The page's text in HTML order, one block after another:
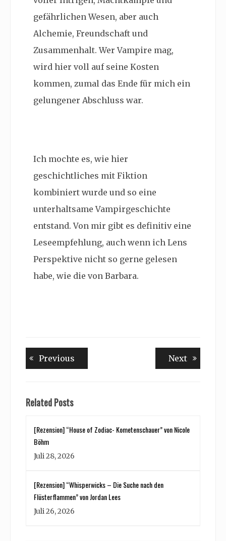
gefährlichen Wesen, aber auch
Alchemie, Freundschaft und
Zusammenhalt. Wer Vampire mag,
wird hier voll auf seine Kosten
kommen, zumal das Ende für mich ein
gelungener Abschluss war.
Ich mochte es, wie hier
geschichtliches mit Fiktion
kombiniert wurde und so eine
unterhaltsame Vampirgeschichte
entstand. Von mir gibt es definitiv eine
Leseempfehlung, auch wenn ich Lens
Perspektive nicht so gerne gelesen
habe, wie die von Barbara.
Beitragsnavigation
Previous NextNext
Related Posts
[Rezension] “House of Zodiac- Kometenschauer” von Nicole
Böhm
Juli 28, 2026
[Rezension] “Whisperwicks – Die Suche nach den
Flüsterflammen” von Jordan Lees
Juli 26, 2026